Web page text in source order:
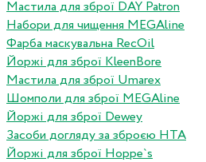
Мастила для зброї DAY Patron
Набори для чищення MEGAline
Фарба маскувальна RecOil
Йоржі для зброї KleenBore
Мастила для зброї Umarex
Шомполи для зброї MEGAline
Йоржі для зброї Dewey
Засоби догляду за зброєю HTA
Йоржі для зброї Hoppe`s